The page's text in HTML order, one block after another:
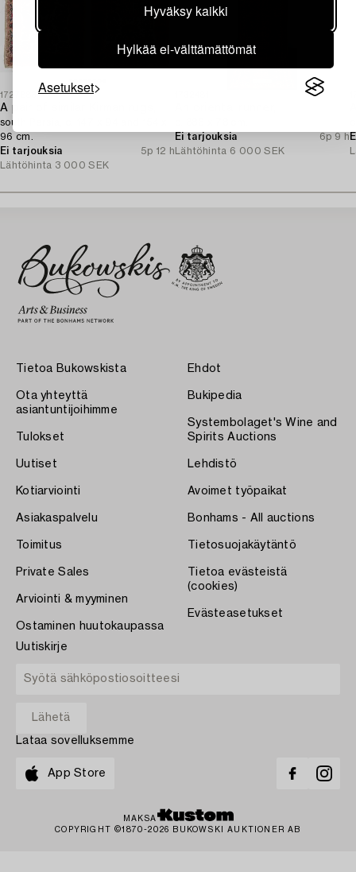
Hyväksy kaikki
Hylkää ei-välttämättömät
Asetukset
1727883
A pair of similar Kirman rugs,
south Persia, c. 147 x 94 and 154 x
96 cm.
Ei tarjouksia
5p 12 h
Lähtöhinta 3 000 SEK
Ei tarjouksia
6p 9 h
Lähtöhinta 6 000 SEK
Tietoa Bukowskista
Ota yhteyttä
asiantuntijoihimme
Tulokset
Uutiset
Kotiarviointi
Asiakaspalvelu
Toimitus
Private Sales
Arviointi & myyminen
Ostaminen huutokaupassa
Ehdot
Bukipedia
Systembolaget's Wine and
Spirits Auctions
Lehdistö
Avoimet työpaikat
Bonhams - All auctions
Tietosuojakäytäntö
Tietoa evästeistä
(cookies)
Evästeasetukset
Uutiskirje
Lataa sovelluksemme
App Store
MAKSA
COPYRIGHT ©1870-2026 BUKOWSKI AUKTIONER AB